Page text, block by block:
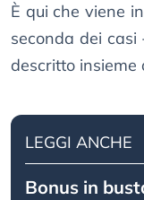
È qui che viene
seconda dei
descritto
LEGGI ANCHE
Bonus in